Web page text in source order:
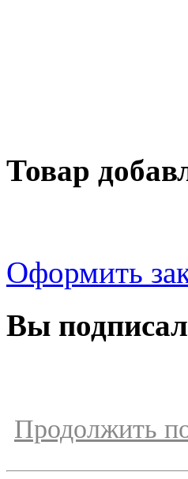
Покупая у нас, вы можете быть уверены в
Товар
Оформить
Вы
Продолжить